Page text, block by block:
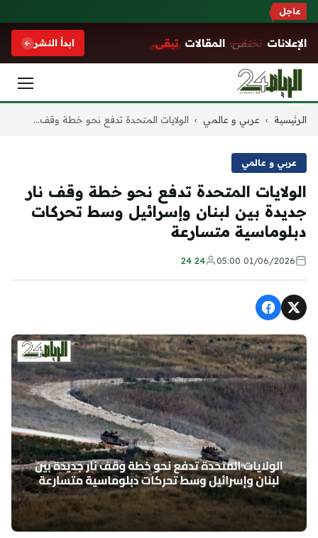
عاجل
الإعلانات تختفي. المقالات تبقى. ابدأ النشر
التجاوز
الرئيسية › عربي و عالمي › الولايات المتحدة تدفع نحو خطة وقف...
عربي و عالمي
الولايات المتحدة تدفع نحو خطة وقف نار
جديدة بين لبنان وإسرائيل وسط تحركات
دبلوماسية متسارعة
01/06/2026 05:00
24 24